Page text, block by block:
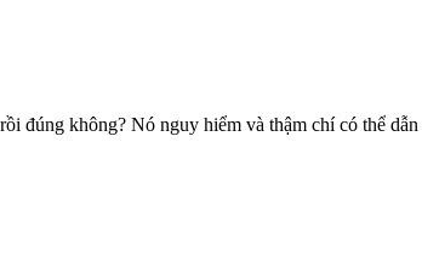
đúng không? Nó nguy hiểm và thậm chí có thể dẫn